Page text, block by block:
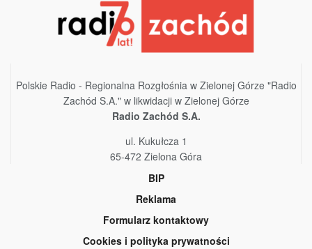
Polskie Radio - Regionalna Rozgłośnia w Zielonej Górze "Radio
Zachód S.A." w likwidacji w Zielonej Górze
Radio Zachód S.A.
ul. Kukułcza 1
65-472 Zielona Góra
BIP
Reklama
Formularz kontaktowy
Cookies i polityka prywatności